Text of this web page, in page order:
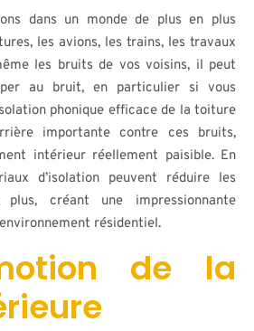
dans un monde de plus en plus
les avions, les trains, les travaux
les bruits de vos voisins, il peut
au bruit, en particulier si vous
phonique efficace de la toiture
importante contre ces bruits,
intérieur réellement paisible. En
d’isolation peuvent réduire les
créant une impressionnante
résidentiel.
de la